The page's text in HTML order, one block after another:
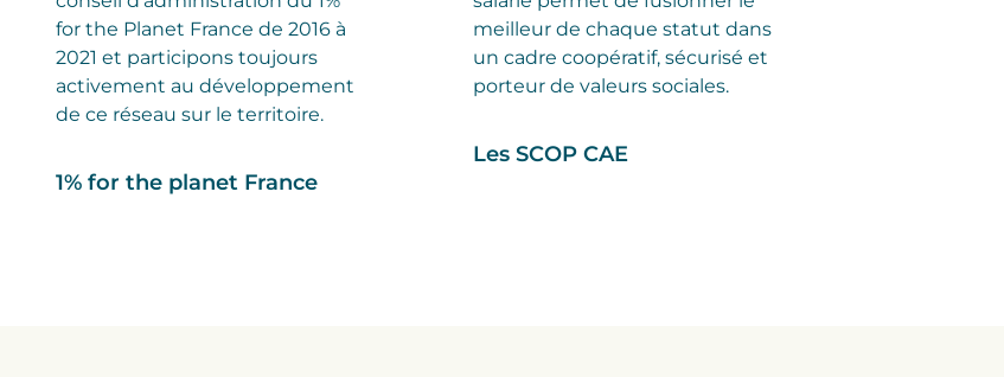
for the Planet France de 2016 à
2021 et participons toujours
activement au développement
de ce réseau sur le territoire.
1% for the planet France
meilleur de chaque statut dans
un cadre coopératif, sécurisé et
porteur de valeurs sociales.
Les SCOP CAE